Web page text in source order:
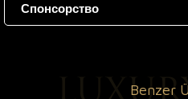
Спонсорство
Benzer